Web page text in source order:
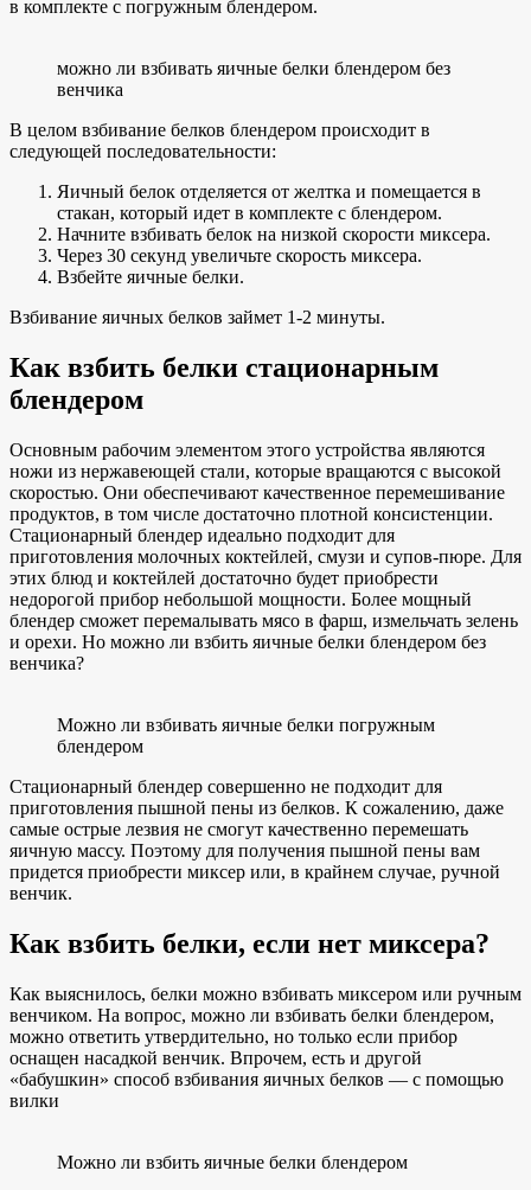
в комплекте с погружным блендером.
можно ли взбивать яичные белки блендером без
венчика
В целом взбивание белков блендером происходит в
следующей последовательности:
Яичный белок отделяется от желтка и помещается в
стакан, который идет в комплекте с блендером.
Начните взбивать белок на низкой скорости миксера.
Через 30 секунд увеличьте скорость миксера.
Взбейте яичные белки.
Взбивание яичных белков займет 1-2 минуты.
Как взбить белки стационарным
блендером
Основным рабочим элементом этого устройства являются
ножи из нержавеющей стали, которые вращаются с высокой
скоростью. Они обеспечивают качественное перемешивание
продуктов, в том числе достаточно плотной консистенции.
Стационарный блендер идеально подходит для
приготовления молочных коктейлей, смузи и супов-пюре. Для
этих блюд и коктейлей достаточно будет приобрести
недорогой прибор небольшой мощности. Более мощный
блендер сможет перемалывать мясо в фарш, измельчать зелень
и орехи. Но можно ли взбить яичные белки блендером без
венчика?
Можно ли взбивать яичные белки погружным
блендером
Стационарный блендер совершенно не подходит для
приготовления пышной пены из белков. К сожалению, даже
самые острые лезвия не смогут качественно перемешать
яичную массу. Поэтому для получения пышной пены вам
придется приобрести миксер или, в крайнем случае, ручной
венчик.
Как взбить белки, если нет миксера?
Как выяснилось, белки можно взбивать миксером или ручным
венчиком. На вопрос, можно ли взбивать белки блендером,
можно ответить утвердительно, но только если прибор
оснащен насадкой венчик. Впрочем, есть и другой
«бабушкин» способ взбивания яичных белков — с помощью
вилки
Можно ли взбить яичные белки блендером